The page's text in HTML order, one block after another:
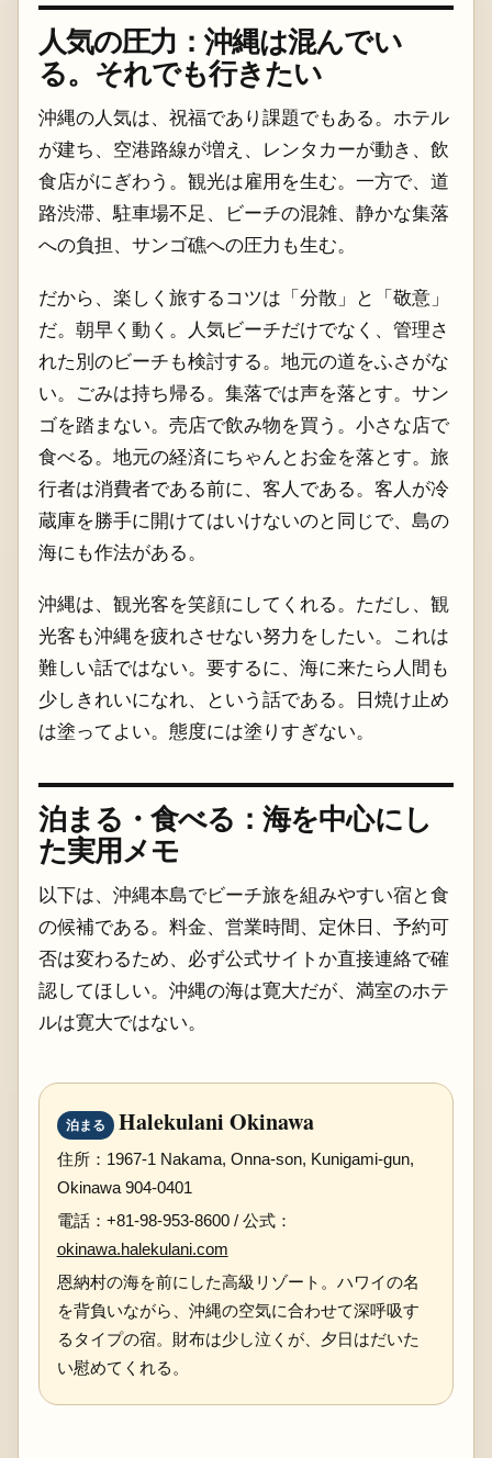
人気の圧力：沖縄は混んでい
る。それでも行きたい
沖縄の人気は、祝福であり課題でもある。ホテル
が建ち、空港路線が増え、レンタカーが動き、飲
食店がにぎわう。観光は雇用を生む。一方で、道
路渋滞、駐車場不足、ビーチの混雑、静かな集落
への負担、サンゴ礁への圧力も生む。
だから、楽しく旅するコツは「分散」と「敬意」
だ。朝早く動く。人気ビーチだけでなく、管理さ
れた別のビーチも検討する。地元の道をふさがな
い。ごみは持ち帰る。集落では声を落とす。サン
ゴを踏まない。売店で飲み物を買う。小さな店で
食べる。地元の経済にちゃんとお金を落とす。旅
行者は消費者である前に、客人である。客人が冷
蔵庫を勝手に開けてはいけないのと同じで、島の
海にも作法がある。
沖縄は、観光客を笑顔にしてくれる。ただし、観
光客も沖縄を疲れさせない努力をしたい。これは
難しい話ではない。要するに、海に来たら人間も
少しきれいになれ、という話である。日焼け止め
は塗ってよい。態度には塗りすぎない。
泊まる・食べる：海を中心にし
た実用メモ
以下は、沖縄本島でビーチ旅を組みやすい宿と食
の候補である。料金、営業時間、定休日、予約可
否は変わるため、必ず公式サイトか直接連絡で確
認してほしい。沖縄の海は寛大だが、満室のホテ
ルは寛大ではない。
泊まる Halekulani Okinawa
住所：1967-1 Nakama, Onna-son, Kunigami-gun,
Okinawa 904-0401
電話：+81-98-953-8600 / 公式：
okinawa.halekulani.com
恩納村の海を前にした高級リゾート。ハワイの名
を背負いながら、沖縄の空気に合わせて深呼吸す
るタイプの宿。財布は少し泣くが、夕日はだいた
い慰めてくれる。